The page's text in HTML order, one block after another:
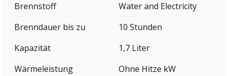
Brennstoff
Water and Electricity
Brenndauer bis zu
10 Stunden
Kapazität
1,7 Liter
Wärmeleistung
Ohne Hitze kW